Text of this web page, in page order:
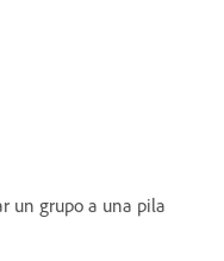
un grupo a una pila